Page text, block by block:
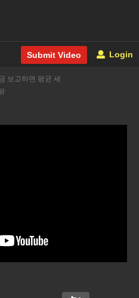
Submit Video Login
보고하면 평균 세